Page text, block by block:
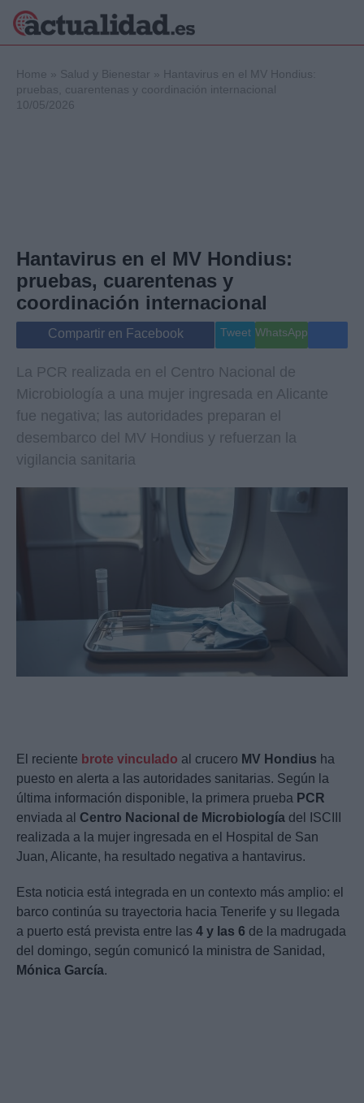
Internacional
Viajes
Gente
Musica
Home » Salud y Bienestar » Hantavirus en el MV Hondius:
pruebas, cuarentenas y coordinación internacional
10/05/2026
Hantavirus en el MV Hondius:
pruebas, cuarentenas y
coordinación internacional
Compartir en Facebook Tweet WhatsApp
La PCR realizada en el Centro Nacional de
Microbiología a una mujer ingresada en Alicante
fue negativa; las autoridades preparan el
desembarco del MV Hondius y refuerzan la
vigilancia sanitaria
El reciente brote vinculado al crucero MV Hondius ha
puesto en alerta a las autoridades sanitarias. Según la
última información disponible, la primera prueba PCR
enviada al Centro Nacional de Microbiología del ISCIII
realizada a la mujer ingresada en el Hospital de San
Juan, Alicante, ha resultado negativa a hantavirus.
Esta noticia está integrada en un contexto más amplio: el
barco continúa su trayectoria hacia Tenerife y su llegada
a puerto está prevista entre las 4 y las 6 de la madrugada
del domingo, según comunicó la ministra de Sanidad,
Mónica García.